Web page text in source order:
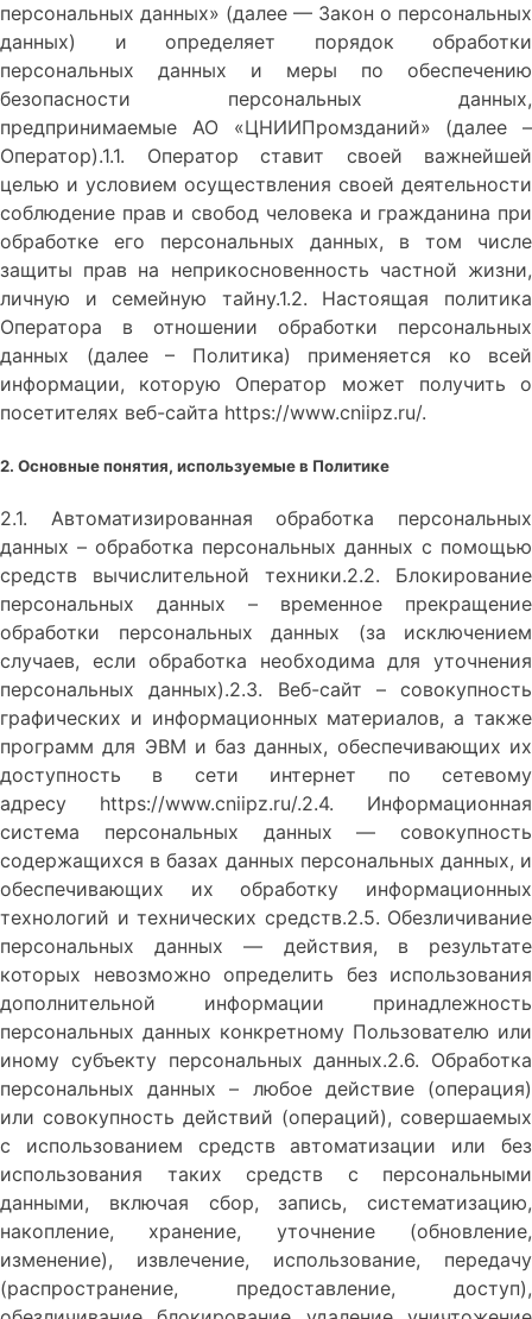
персональных данных» (далее — Закон о персональных
данных) и определяет порядок обработки
персональных данных и меры по обеспечению
безопасности персональных данных,
предпринимаемые АО «ЦНИИПромзданий» (далее –
Оператор).1.1. Оператор ставит своей важнейшей
целью и условием осуществления своей деятельности
соблюдение прав и свобод человека и гражданина при
обработке его персональных данных, в том числе
защиты прав на неприкосновенность частной жизни,
личную и семейную тайну.1.2. Настоящая политика
Оператора в отношении обработки персональных
данных (далее – Политика) применяется ко всей
информации, которую Оператор может получить о
посетителях веб-сайта https://www.cniipz.ru/.
2. Основные понятия, используемые в Политике
2.1. Автоматизированная обработка персональных
данных – обработка персональных данных с помощью
средств вычислительной техники.2.2. Блокирование
персональных данных – временное прекращение
обработки персональных данных (за исключением
случаев, если обработка необходима для уточнения
персональных данных).2.3. Веб-сайт – совокупность
графических и информационных материалов, а также
программ для ЭВМ и баз данных, обеспечивающих их
доступность в сети интернет по сетевому
адресу https://www.cniipz.ru/.2.4. Информационная
система персональных данных — совокупность
содержащихся в базах данных персональных данных, и
обеспечивающих их обработку информационных
технологий и технических средств.2.5. Обезличивание
персональных данных — действия, в результате
которых невозможно определить без использования
дополнительной информации принадлежность
персональных данных конкретному Пользователю или
иному субъекту персональных данных.2.6. Обработка
персональных данных – любое действие (операция)
или совокупность действий (операций), совершаемых
с использованием средств автоматизации или без
использования таких средств с персональными
данными, включая сбор, запись, систематизацию,
накопление, хранение, уточнение (обновление,
изменение), извлечение, использование, передачу
(распространение, предоставление, доступ),